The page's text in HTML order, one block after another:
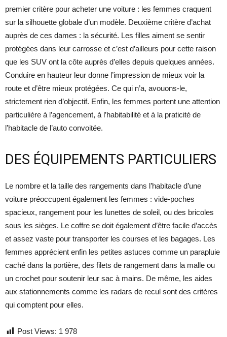
premier critère pour acheter une voiture : les femmes craquent
sur la silhouette globale d’un modèle. Deuxième critère d’achat
auprès de ces dames : la sécurité. Les filles aiment se sentir
protégées dans leur carrosse et c’est d’ailleurs pour cette raison
que les SUV ont la côte auprès d’elles depuis quelques années.
Conduire en hauteur leur donne l’impression de mieux voir la
route et d’être mieux protégées. Ce qui n’a, avouons-le,
strictement rien d’objectif. Enfin, les femmes portent une attention
particulière à l’agencement, à l’habitabilité et à la praticité de
l’habitacle de l’auto convoitée.
DES ÉQUIPEMENTS PARTICULIERS
Le nombre et la taille des rangements dans l’habitacle d’une
voiture préoccupent également les femmes : vide-poches
spacieux, rangement pour les lunettes de soleil, ou des bricoles
sous les sièges. Le coffre se doit également d’être facile d’accès
et assez vaste pour transporter les courses et les bagages. Les
femmes apprécient enfin les petites astuces comme un parapluie
caché dans la portière, des filets de rangement dans la malle ou
un crochet pour soutenir leur sac à mains. De même, les aides
aux stationnements comme les radars de recul sont des critères
qui comptent pour elles.
Post Views: 1 978